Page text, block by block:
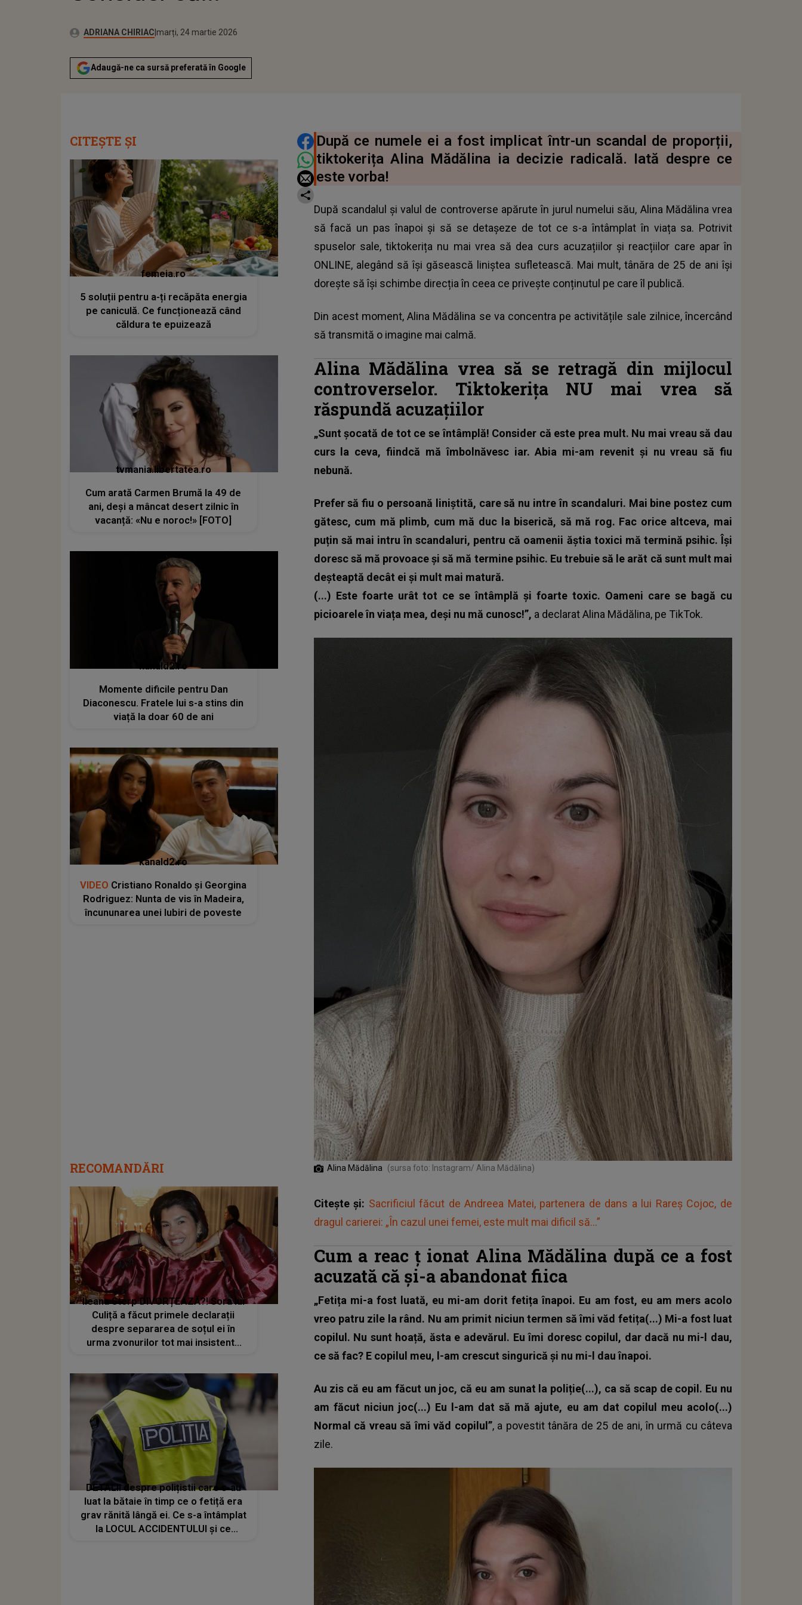
Autor:ADRIANA CHIRIAC Publicat:
marți, 24 martie 2026
Adaugă-ne ca sursă preferată în Google
DISTRIBUIE ARTICOLUL
După ce numele ei a fost implicat într-un scandal de proporții,
tiktokerița Alina Mădălina ia decizie radicală. Iată despre ce
este vorba!
După scandalul și valul de controverse apărute în jurul numelui său, Alina Mădălina vrea
să facă un pas înapoi și să se detașeze de tot ce s-a întâmplat în viața sa. Potrivit
spuselor sale, tiktokerița nu mai vrea să dea curs acuzațiilor și reacțiilor care apar în
ONLINE, alegând să își găsească liniștea sufletească. Mai mult, tânăra de 25 de ani își
dorește să își schimbe direcția în ceea ce privește conținutul pe care îl publică.
Din acest moment, Alina Mădălina se va concentra pe activitățile sale zilnice, încercând
să transmită o imagine mai calmă.
Alina Mădălina vrea să se retragă din mijlocul
controverselor. Tiktokerița NU mai vrea să
răspundă acuzațiilor
„Sunt șocată de tot ce se întâmplă! Consider că este prea mult. Nu mai vreau să dau
curs la ceva, fiindcă mă îmbolnăvesc iar. Abia mi-am revenit și nu vreau să fiu
nebună.
Prefer să fiu o persoană liniștită, care să nu intre în scandaluri. Mai bine postez cum
gătesc, cum mă plimb, cum mă duc la biserică, să mă rog. Fac orice altceva, mai
puțin să mai intru în scandaluri, pentru că oamenii ăștia toxici mă termină psihic. Își
doresc să mă provoace și să mă termine psihic. Eu trebuie să le arăt că sunt mult mai
deșteaptă decât ei și mult mai matură.
(...) Este foarte urât tot ce se întâmplă și foarte toxic. Oameni care se bagă cu
picioarele în viața mea, deși nu mă cunosc!”, a declaratAlina Mădălina, pe TikTok.
Alina Mădălina (sursa foto: Instagram/ Alina Mădălina)
Citește și: Sacrificiul făcut de Andreea Matei, partenera de dans a lui Rareș Cojoc, de
dragul carierei: „În cazul unei femei, este mult mai dificil să...”
Cum a reac ț ionat Alina Mădălina după ce a fost
acuzată că și-a abandonat fiica
„Fetița mi-a fost luată, eu mi-am dorit fetița înapoi. Eu am fost, eu am mers acolo
vreo patru zile la rând. Nu am primit niciun termen să îmi văd fetița(...) Mi-a fost luat
copilul. Nu sunt hoață, ăsta e adevărul. Eu îmi doresc copilul, dar dacă nu mi-l dau,
ce să fac? E copilul meu, l-am crescut singurică și nu mi-l dau înapoi.
Au zis că eu am făcut un joc, că eu am sunat la poliție(...), ca să scap de copil. Eu nu
am făcut niciun joc(...) Eu l-am dat să mă ajute, eu am dat copilul meu acolo(...)
Normal că vreau să îmi văd copilul”, a povestittânăra de 25 de ani, în urmă cu câteva
zile.
CITEȘTE ȘI
femeia.ro
5 soluții pentru a-ți recăpăta energia
pe caniculă. Ce funcționează când
căldura te epuizează
tvmania.libertatea.ro
Cum arată Carmen Brumă la 49 de
ani, deși a mâncat desert zilnic în
vacanță: «Nu e noroc!» [FOTO]
kanald2.ro
Momente dificile pentru Dan
Diaconescu. Fratele lui s-a stins din
viață la doar 60 de ani
kanald2.ro
VIDEO Cristiano Ronaldo și Georgina
Rodriguez: Nunta de vis în Madeira,
încununarea unei Iubiri de poveste
RECOMANDĂRI
Ileana Sterp DIVORȚEAZĂ?! Sora lui
Culiță a făcut primele declarații
despre separarea de soțul ei în
urma zvonurilor tot mai insistente
DETALII despre polițistii care s-au
luat la bătaie în timp ce o fetiță era
grav rănită lângă ei. Ce s-a întâmplat
la LOCUL ACCIDENTULUI și ce